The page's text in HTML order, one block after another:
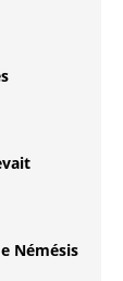
Némésis